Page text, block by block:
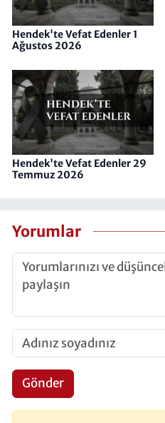
Hendek'te Vefat Edenler 1
Ağustos 2026
Hendek'te Vefat Edenler 29
Temmuz 2026
Yorumlar
Gönder